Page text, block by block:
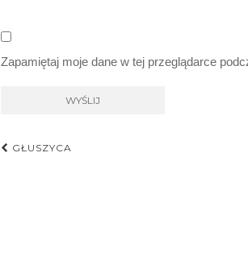
Zapamiętaj moje dane w tej przeglądarce
Nawigacja
GŁUSZYCA